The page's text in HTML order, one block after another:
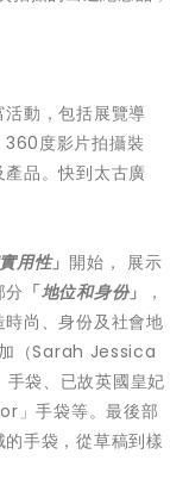
動，包括展覽導
度影片拍攝裝
品。快到太古廣
用性」 開始， 展示
分 「地位和身份」
，
尚、身份及社會地
加（Sarah Jessica
袋、已故英國皇妃
」手袋等。最後部
的手袋，從草稿到樣